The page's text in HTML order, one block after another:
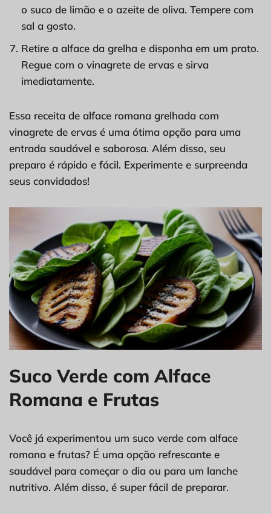
o suco de limão e o azeite de oliva. Tempere com
sal a gosto.
Retire a alface da grelha e disponha em um prato.
Regue com o vinagrete de ervas e sirva
imediatamente.
Essa receita de alface romana grelhada com
vinagrete de ervas é uma ótima opção para uma
entrada saudável e saborosa. Além disso, seu
preparo é rápido e fácil. Experimente e surpreenda
seus convidados!
Suco Verde com Alface
Romana e Frutas
Você já experimentou um suco verde com alface
romana e frutas? É uma opção refrescante e
saudável para começar o dia ou para um lanche
nutritivo. Além disso, é super fácil de preparar.